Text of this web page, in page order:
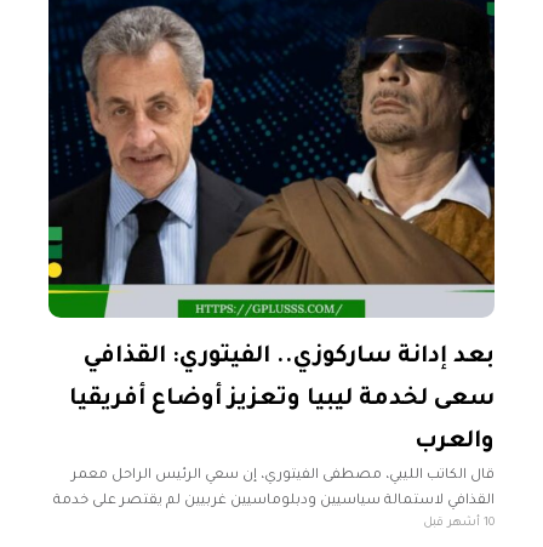
بعد إدانة ساركوزي.. الفيتوري: القذافي
سعى لخدمة ليبيا وتعزيز أوضاع أفريقيا
والعرب
قال الكاتب الليبي، مصطفى الفيتوري، إن سعي الرئيس الراحل معمر
القذافي لاستمالة سياسيين ودبلوماسيين غربيين لم يقتصر على خدمة
ليبيا فقط؛ بل شمل تعزيز أوضاع أفريقيا والعرب. تصريح الفيتوري جاء
10 أشهر قبل